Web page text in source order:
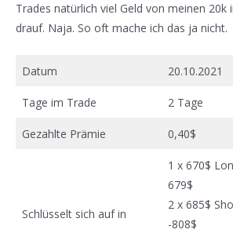
Trades natürlich viel Geld von meinen 20k
drauf. Naja. So oft mache ich das ja nicht.
Datum 20.10.2021
Tage im Trade 2 Tage
Gezahlte Prämie 0,40$
Schlüsselt sich auf in
1 x 670$
679$
2 x 685$
-808$